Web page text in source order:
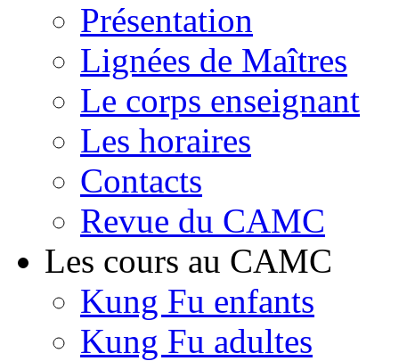
Présentation
Lignées de Maîtres
Le corps enseignant
Les horaires
Contacts
Revue du CAMC
Les cours au CAMC
Kung Fu enfants
Kung Fu adultes